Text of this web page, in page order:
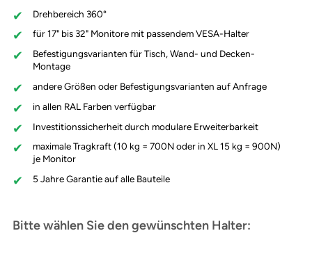
Drehbereich 360°
für 17" bis 32" Monitore mit passendem VESA-Halter
Befestigungsvarianten für Tisch, Wand- und Decken-
Montage
andere Größen oder Befestigungsvarianten auf Anfrage
in allen RAL Farben verfügbar
Investitionssicherheit durch modulare Erweiterbarkeit
maximale Tragkraft (10 kg = 700N oder in XL 15 kg = 900N)
je Monitor
5 Jahre Garantie auf alle Bauteile
Bitte wählen Sie den gewünschten Halter: